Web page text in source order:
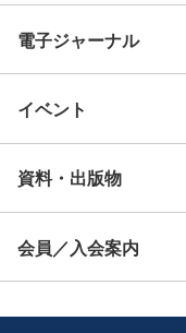
電子ジャーナル
イベント
資料・出版物
会員／入会案内